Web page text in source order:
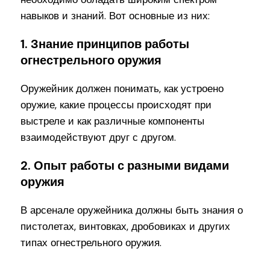
навыков и знаний. Вот основные из них:
1. Знание принципов работы
огнестрельного оружия
Оружейник должен понимать, как устроено
оружие, какие процессы происходят при
выстреле и как различные компоненты
взаимодействуют друг с другом.
2. Опыт работы с разными видами
оружия
В арсенале оружейника должны быть знания о
пистолетах, винтовках, дробовиках и других
типах огнестрельного оружия.